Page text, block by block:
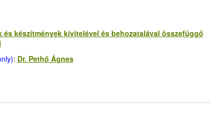
és készítmények kivitelével és behozatalával összefüggő
: Dr. Pethő Ágnes